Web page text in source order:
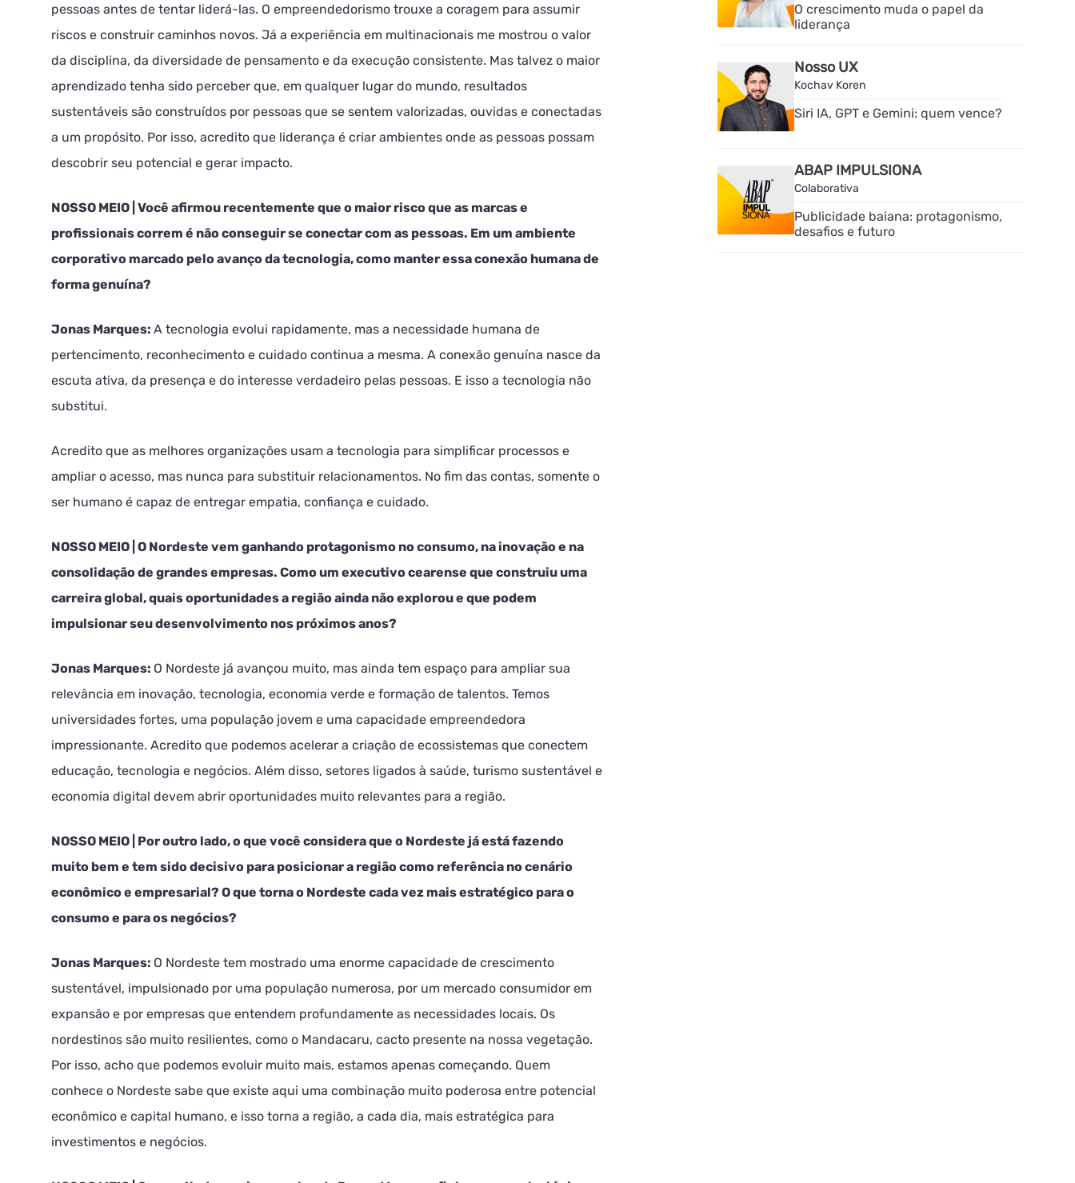
pessoas antes de tentar liderá-las. O empreendedorismo trouxe a coragem para assumir
riscos e construir caminhos novos. Já a experiência em multinacionais me mostrou o valor
da disciplina, da diversidade de pensamento e da execução consistente. Mas talvez o maior
aprendizado tenha sido perceber que, em qualquer lugar do mundo, resultados
sustentáveis são construídos por pessoas que se sentem valorizadas, ouvidas e conectadas
a um propósito. Por isso, acredito que liderança é criar ambientes onde as pessoas possam
descobrir seu potencial e gerar impacto.
NOSSO MEIO | Você afirmou recentemente que o maior risco que as marcas e
profissionais correm é não conseguir se conectar com as pessoas. Em um ambiente
corporativo marcado pelo avanço da tecnologia, como manter essa conexão humana de
forma genuína?
Jonas Marques: A tecnologia evolui rapidamente, mas a necessidade humana de
pertencimento, reconhecimento e cuidado continua a mesma. A conexão genuína nasce da
escuta ativa, da presença e do interesse verdadeiro pelas pessoas. E isso a tecnologia não
substitui.
Acredito que as melhores organizações usam a tecnologia para simplificar processos e
ampliar o acesso, mas nunca para substituir relacionamentos. No fim das contas, somente o
ser humano é capaz de entregar empatia, confiança e cuidado.
NOSSO MEIO | O Nordeste vem ganhando protagonismo no consumo, na inovação e na
consolidação de grandes empresas. Como um executivo cearense que construiu uma
carreira global, quais oportunidades a região ainda não explorou e que podem
impulsionar seu desenvolvimento nos próximos anos?
Jonas Marques: O Nordeste já avançou muito, mas ainda tem espaço para ampliar sua
relevância em inovação, tecnologia, economia verde e formação de talentos. Temos
universidades fortes, uma população jovem e uma capacidade empreendedora
impressionante. Acredito que podemos acelerar a criação de ecossistemas que conectem
educação, tecnologia e negócios. Além disso, setores ligados à saúde, turismo sustentável e
economia digital devem abrir oportunidades muito relevantes para a região.
NOSSO MEIO | Por outro lado, o que você considera que o Nordeste já está fazendo
muito bem e tem sido decisivo para posicionar a região como referência no cenário
econômico e empresarial? O que torna o Nordeste cada vez mais estratégico para o
consumo e para os negócios?
Jonas Marques: O Nordeste tem mostrado uma enorme capacidade de crescimento
sustentável, impulsionado por uma população numerosa, por um mercado consumidor em
expansão e por empresas que entendem profundamente as necessidades locais. Os
nordestinos são muito resilientes, como o Mandacaru, cacto presente na nossa vegetação.
Por isso, acho que podemos evoluir muito mais, estamos apenas começando. Quem
conhece o Nordeste sabe que existe aqui uma combinação muito poderosa entre potencial
econômico e capital humano, e isso torna a região, a cada dia, mais estratégica para
investimentos e negócios.
O crescimento muda o papel da
liderança
Nosso UX
Kochav Koren
Siri IA, GPT e Gemini: quem vence?
ABAP IMPULSIONA
Colaborativa
Publicidade baiana: protagonismo,
desafios e futuro